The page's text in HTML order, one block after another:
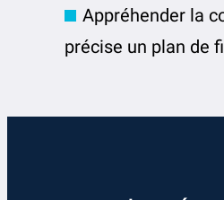
Appréhender la
précise un plan de